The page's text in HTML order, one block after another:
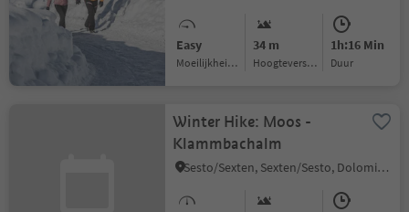
Easy
Moeilijkheidsgraad
34 m
Hoogteverschil
1h:16 Min
Duur
Winter Hike: Moos -
Klammbachalm
Sesto/Sexten, Sexten/Sesto, Dolomites Region 3 Zinnen